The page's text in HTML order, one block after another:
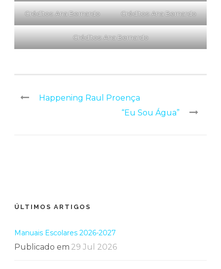
Créditos: Ana Bernardo Créditos: Ana Bernardo
Créditos: Ana Bernardo
Happening Raul Proença
“Eu Sou Água”
ÚLTIMOS ARTIGOS
Manuais Escolares 2026-2027
Publicado em 29 Jul 2026